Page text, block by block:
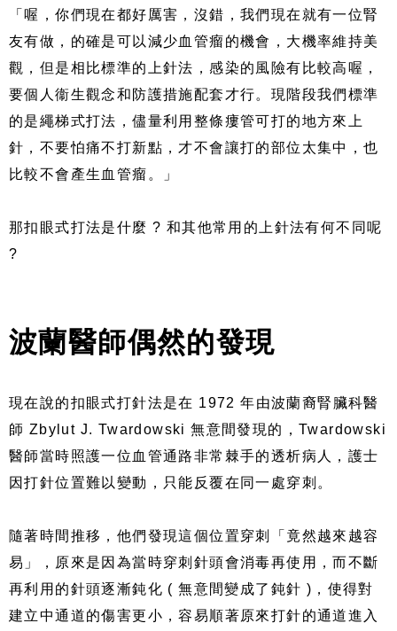
「喔，你們現在都好厲害，沒錯，我們現在就有一位腎
友有做，的確是可以減少血管瘤的機會，大機率維持美
觀，但是相比標準的上針法，感染的風險有比較高喔，
要個人衞生觀念和防護措施配套才行。現階段我們標準
的是繩梯式打法，儘量利用整條瘻管可打的地方來上
針，不要怕痛不打新點，才不會讓打的部位太集中，也
比較不會產生血管瘤。」
那扣眼式打法是什麼 ? 和其他常用的上針法有何不同呢
?
波蘭醫師偶然的發現
現在說的扣眼式打針法是在 1972 年由波蘭裔腎臟科醫
師 Zbylut J. Twardowski 無意間發現的，Twardowski
醫師當時照護一位血管通路非常棘手的透析病人，護士
因打針位置難以變動，只能反覆在同一處穿刺。
隨著時間推移，他們發現這個位置穿刺「竟然越來越容
易」，原來是因為當時穿刺針頭會消毒再使用，而不斷
再利用的針頭逐漸鈍化 ( 無意間變成了鈍針 )，使得對
建立中通道的傷害更小，容易順著原來打針的通道進入